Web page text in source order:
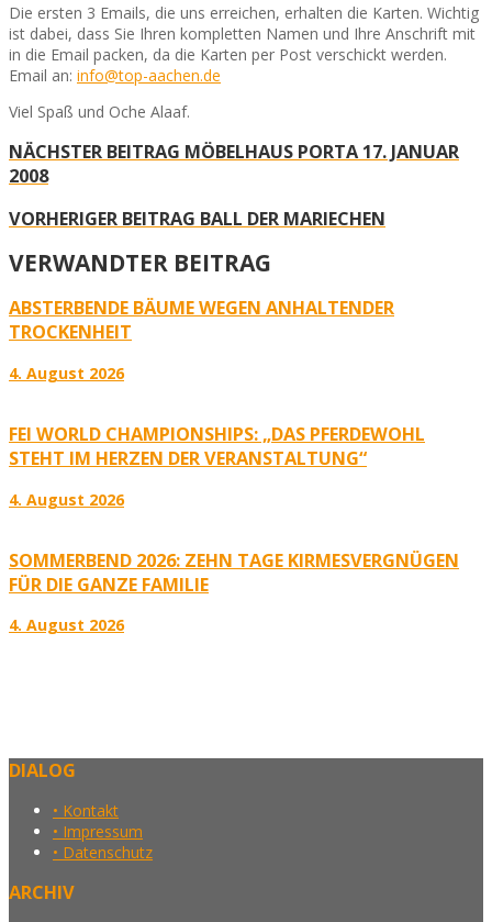
Die ersten 3 Emails, die uns erreichen, erhalten die Karten. Wichtig
ist dabei, dass Sie Ihren kompletten Namen und Ihre Anschrift mit
in die Email packen, da die Karten per Post verschickt werden.
Email an: info@top-aachen.de
Viel Spaß und Oche Alaaf.
NÄCHSTER BEITRAG MÖBELHAUS PORTA 17. JANUAR
2008
VORHERIGER BEITRAG BALL DER MARIECHEN
VERWANDTER BEITRAG
ABSTERBENDE BÄUME WEGEN ANHALTENDER
TROCKENHEIT
4. August 2026
FEI WORLD CHAMPIONSHIPS: „DAS PFERDEWOHL
STEHT IM HERZEN DER VERANSTALTUNG“
4. August 2026
SOMMERBEND 2026: ZEHN TAGE KIRMESVERGNÜGEN
FÜR DIE GANZE FAMILIE
4. August 2026
DIALOG
• Kontakt
• Impressum
• Datenschutz
ARCHIV